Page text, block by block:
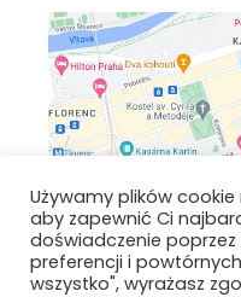
Używamy plików
aby zapewnić Ci
doświadczenie
preferencji i
wszystko", wyrażasz